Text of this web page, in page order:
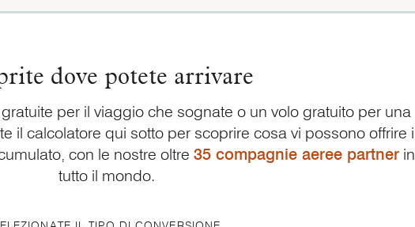
dove potete arrivare
per il viaggio che sognate o un volo gratuito per una
il calcolatore qui sotto per scoprire cosa vi possono offrire i
con le nostre oltre 35 compagnie aeree partnerin
tutto il mondo.